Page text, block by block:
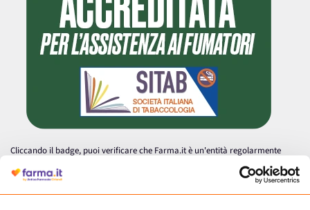
Cliccando il badge, puoi verificare che Farma.it è un'entità regolarmente
autorizzata dal Ministero della Salute a effettuare la vendita online di
medicinali.